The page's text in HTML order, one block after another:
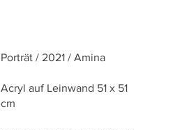
Porträt / 2021 / Amina
Acryl auf Leinwand 51 x 51
cm